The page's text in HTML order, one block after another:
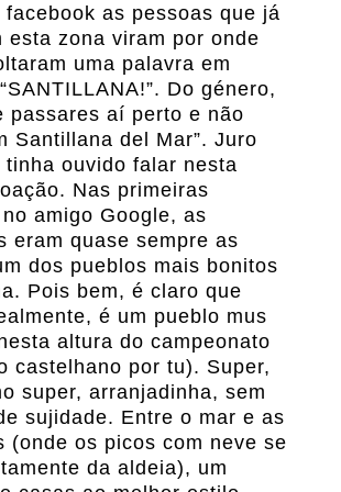
facebook as pessoas que já
esta zona viram por onde
uma palavra em
Do género,
passares aí perto e não
Santillana del Mar”. Juro
tinha ouvido falar nesta
Nas primeiras
amigo Google, as
eram quase sempre as
dos pueblos mais bonitos
Pois bem, é claro que
é um pueblo mus
altura do campeonato
castelhano por tu). Super,
super, arranjadinha, sem
sujidade. Entre o mar e as
(onde os picos com neve se
da aldeia), um